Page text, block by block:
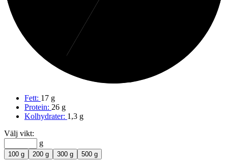
Fett: 17 g
Protein: 26 g
Kolhydrater: 1,3 g
Välj vikt:
g
100 g 200 g 300 g 500 g